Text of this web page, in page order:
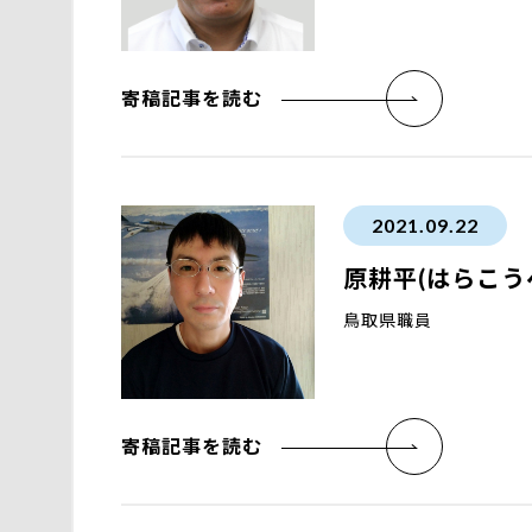
寄稿記事を読む
2021.09.22
原耕平(はらこ
鳥取県職員
寄稿記事を読む